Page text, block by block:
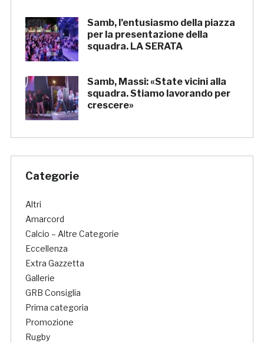
Samb, l’entusiasmo della piazza
per la presentazione della
squadra. LA SERATA
Samb, Massi: «State vicini alla
squadra. Stiamo lavorando per
crescere»
Categorie
Altri
Amarcord
Calcio – Altre Categorie
Eccellenza
Extra Gazzetta
Gallerie
GRB Consiglia
Prima categoria
Promozione
Rugby